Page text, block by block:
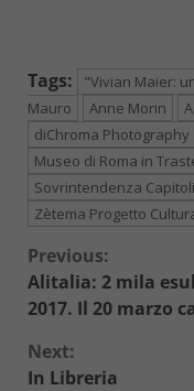
Tags: "Vivian Maier:
Mauro
Anne Morin
diChroma Photography
Museo di Roma in
Sovrintendenza
Zètema Progetto
Continue
Reading
Previous:
Alitalia: 2 mila
2017. Il 20 marzo
Next:
In Libreria